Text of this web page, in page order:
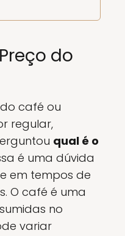
do
café ou
regular,
qual é o
é uma dúvida
em tempos de
O café é uma
no
variar